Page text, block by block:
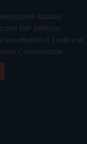
Italiana
allo IAP (Istituto
accettando il Codice di
Commerciale